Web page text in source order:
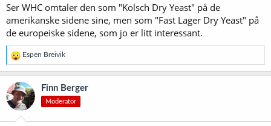
Brewshop har ikke fått inn enda, men dukker sikkert opp etterhvert.
Ser WHC omtaler den som "Kolsch Dry Yeast" på de
amerikanske sidene sine, men som "Fast Lager Dry Yeast" på
de europeiske sidene, som jo er litt interessant.
R
e
a
k
s
j
o
Espen Breivik
Finn Berger
Moderator